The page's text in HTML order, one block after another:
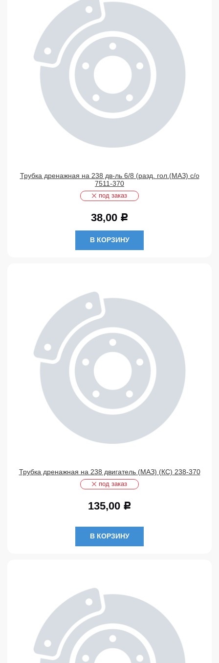
Трубка дренажная на 238 дв-ль 6/8 (разд. гол.(МАЗ) с/о
7511-370
под заказ
38,00 Р
В КОРЗИНУ
Трубка дренажная на 238 двигатель (МАЗ) (КС) 238-370
под заказ
135,00 Р
В КОРЗИНУ